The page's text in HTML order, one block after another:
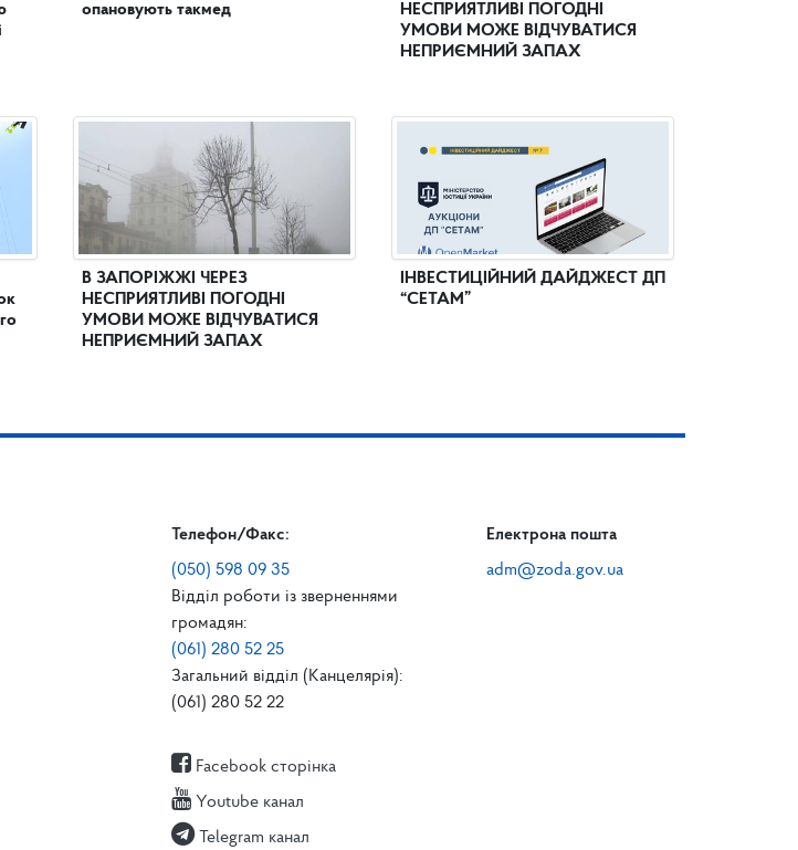
опановують такмед
В ЗАПОРІЖЖІ ЧЕРЕЗ
НЕСПРИЯТЛИВІ ПОГОДНІ
УМОВИ МОЖЕ ВІДЧУВАТИСЯ
НЕПРИЄМНИЙ ЗАПАХ
НЕСПРИЯТЛИВІ ПОГОДНІ
УМОВИ МОЖЕ ВІДЧУВАТИСЯ
НЕПРИЄМНИЙ ЗАПАХ
ІНВЕСТИЦІЙНИЙ ДАЙДЖЕСТ ДП
“СЕТАМ”
Телефон/Факс:
(050) 598 09 35
Відділ роботи із зверненнями
громадян:
(061) 280 52 25
Загальний відділ (Канцелярія):
(061) 280 52 22
Електрона пошта
adm@zoda.gov.ua
Facebook сторінка
Youtube канал
Telegram канал